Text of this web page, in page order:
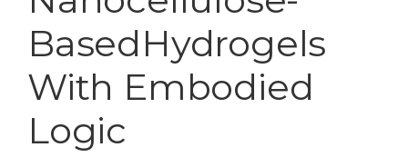
BasedHydrogels
With Embodied
Logic